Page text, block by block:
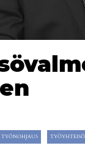
TYÖNOHJAUS TYÖYHTEISÖ